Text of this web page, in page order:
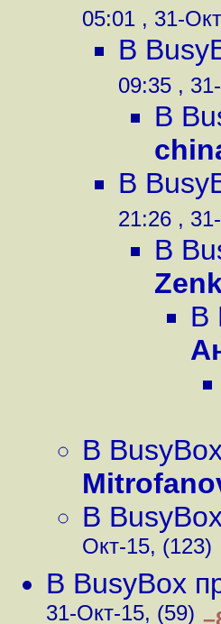
05:01 , 31-
В
09:35 ,
В
В
21:26 ,
В
В
В
В
Окт-15, (123)
В BusyBox
31-Окт-15, (59)